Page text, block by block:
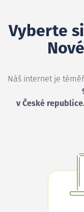
Vyberte
Náš internet je
v České